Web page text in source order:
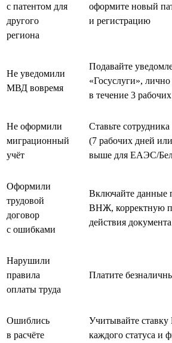
с патентом для
другого
региона
оформите новый
и регистрацию
Не уведомили
МВД вовремя
Подавайте
«Госуслуги»,
в течение 3
Не оформили
миграционный
учёт
Ставьте
(7 рабочих дней
выше для ЕАЭС/
Оформили
трудовой
договор
с ошибками
Включайте данные
ВНЖ, корректную
действия документа
Нарушили
правила
оплаты труда
Платите
Ошиблись
в расчёте
Учитывайте
каждого статуса и